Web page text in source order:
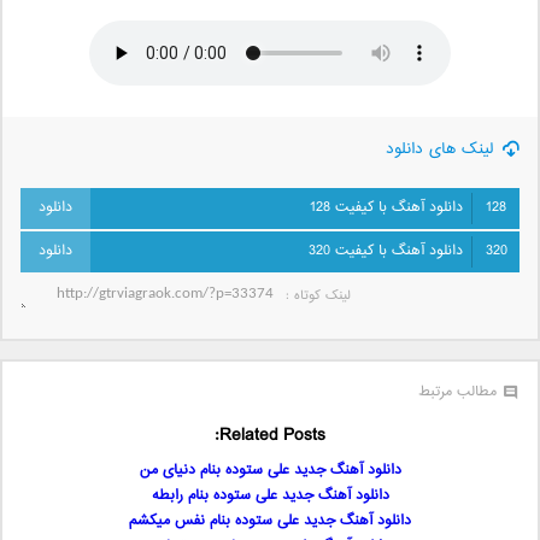
لینک های دانلود
128
دانلود آهنگ با کیفیت 128
320
دانلود آهنگ با کیفیت 320
لینک کوتاه‌ :
مطالب مرتبط
Related Posts:
دانلود آهنگ جدید علی ستوده بنام دنیای من
دانلود آهنگ جدید علی ستوده بنام رابطه
دانلود آهنگ جدید علی ستوده بنام نفس میکشم